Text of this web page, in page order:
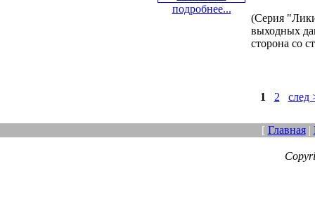
подробнее...
(Серия
выходных
сторона со
1 2 след
[ Главная|